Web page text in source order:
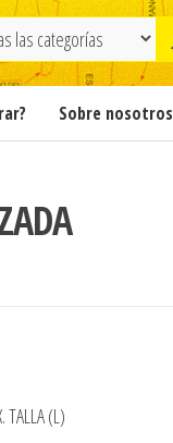
Sobre nosotros
TALLA (L)